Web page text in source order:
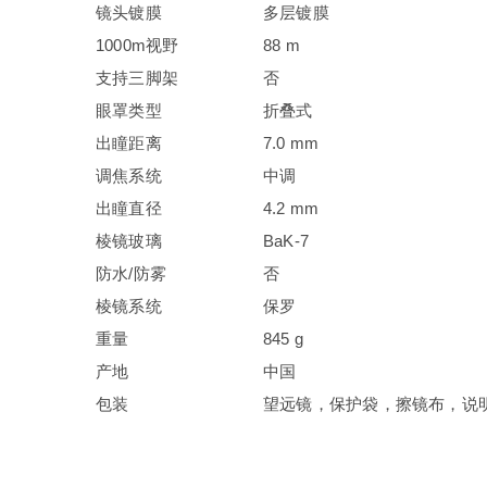
镜头镀膜
多层镀膜
1000m视野
88 m
支持三脚架
否
眼罩类型
折叠式
出瞳距离
7.0 mm
调焦系统
中调
出瞳直径
4.2 mm
棱镜玻璃
BaK-7
防水/防雾
否
棱镜系统
保罗
重量
845 g
产地
中国
包装
望远镜，保护袋，擦镜布，说